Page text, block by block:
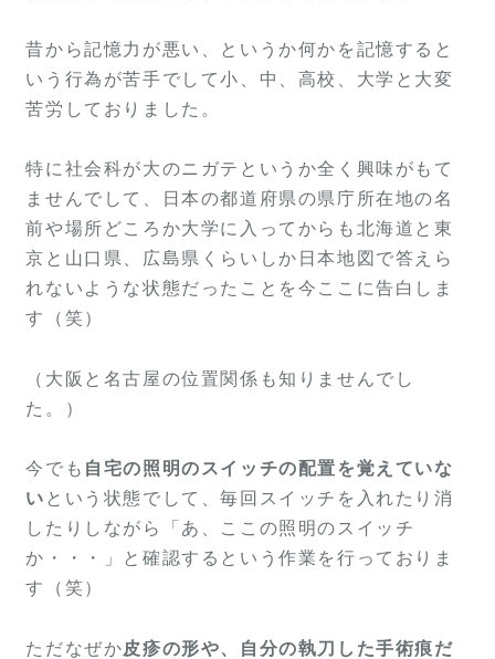
昔から記憶力が悪い、というか何かを記憶すると
いう行為が苦手でして小、中、高校、大学と大変
苦労しておりました。
特に社会科が大のニガテというか全く興味がもて
ませんでして、日本の都道府県の県庁所在地の名
前や場所どころか大学に入ってからも北海道と東
京と山口県、広島県くらいしか日本地図で答えら
れないような状態だったことを今ここに告白しま
す（笑）
（大阪と名古屋の位置関係も知りませんでし
た。）
今でも 自宅の照明のスイッチの配置を覚えていな
い という状態でして、毎回スイッチを入れたり消
したりしながら「あ、ここの照明のスイッチ
か・・・」と確認するという作業を行っておりま
す（笑）
ただなぜか皮疹の形や、自分の執刀した手術痕だ